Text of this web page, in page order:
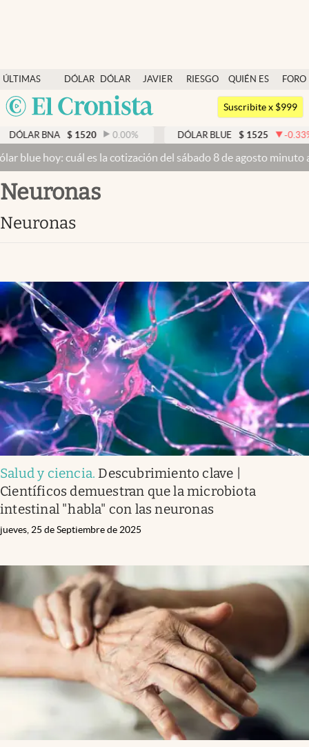
ÚLTIMAS
NOTICIAS
DÓLAR
DÓLAR
BLUE
JAVIER
RIESGO
QUIÉN ES
QUIÉN
FORO
Argentina
México
Dólar
Members
Economía y Política
Finanzas y Mercados
Mercados Online
Apertura
Infotechnology
Clase
Mundial 2026
Eventos Corporativos
El Cronista Studio
Mediakit
abre en nueva pestaña
Argentina
Suscribite x $999
$ 1520 0.00% DÓLAR BLUE $ 1525 -0.33%
es la cotización del sábado 8 de agosto minuto a minuto
neuronas
neuronas
Salud y ciencia. Descubrimiento clave |
Científicos demuestran que la microbiota
intestinal "habla" con las neuronas
jueves, 25 de Septiembre de 2025